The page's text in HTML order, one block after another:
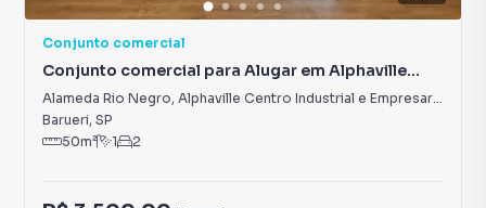
Conjunto comercial
Conjunto comercial para Alugar em Alphaville
Centro Industrial e Empresarial/Alphaville.
Alameda Rio Negro, Alphaville Centro Industrial e Empresarial/Alphaville.
Barueri, SP
50m² 1 2